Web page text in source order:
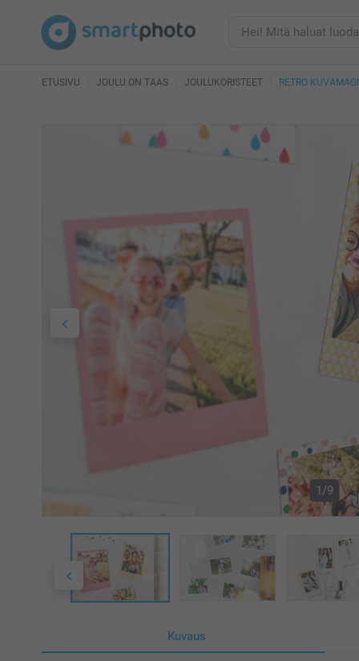
ETUSIVU JOULU ON TAAS JOULUKORISTEET RETRO
1/9
Kuvaus